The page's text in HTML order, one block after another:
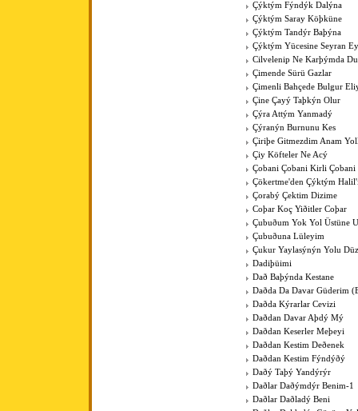
Çýktým Fýndýk Dalýna
Çýktým Saray Köþküne
Çýktým Tandýr Baþýna
Çýktým Yücesine Seyran
Cilvelenip Ne Karþýmda
Çimende Sürü Gazlar
Çimenli Bahçede Bulgur
Çine Çayý Taþkýn Olur
Çýra Attým Yanmadý
Çýranýn Burnunu Kes
Çiriþe Gitmezdim Anam
Çiy Köfteler Ne Acý
Çobani Çobani Kirli Çobani
Çökertme'den Çýktým
Çorabý Çektim Dizime
Coþar Koç Yiðitler Coþar
Çubuðum Yok Yol Üstüne
Çubuðuna Lüleyim
Çukur Yaylasýnýn Yolu
Dadiþüimi
Dað Baþýnda Kestane
Daðda Da Davar Güderim
Daðda Kýrarlar Cevizi
Daðdan Davar Aþdý Mý
Daðdan Keserler Meþeyi
Daðdan Kestim Deðenek
Daðdan Kestim Fýndýðý
Daðý Taþý Yandýrýr
Daðlar Daðýmdýr Benim-1
Daðlar Daðladý Beni